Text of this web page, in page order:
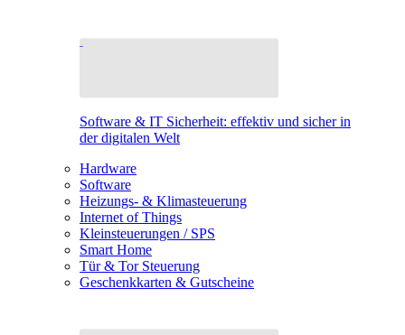
Software & IT Sicherheit: effektiv und sicher in
der digitalen Welt
Hardware
Software
Heizungs- & Klimasteuerung
Internet of Things
Kleinsteuerungen / SPS
Smart Home
Tür & Tor Steuerung
Geschenkkarten & Gutscheine